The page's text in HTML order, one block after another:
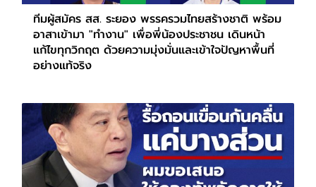
ทีมผู้สมัคร สส. ระยอง พรรครวมไทยสร้างชาติ พร้อม
อาสาเข้ามา "ทำงาน" เพื่อพี่น้องประชาชน เดินหน้า
แก้ไขทุกวิกฤต ด้วยความมุ่งมั่นและเข้าใจปัญหาพื้นที่
อย่างแท้จริง